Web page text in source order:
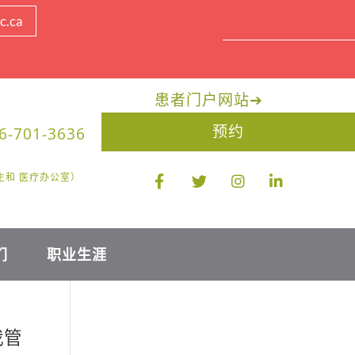
701-3636
医疗办公室）
患者门户网站➔
预约
职业生涯